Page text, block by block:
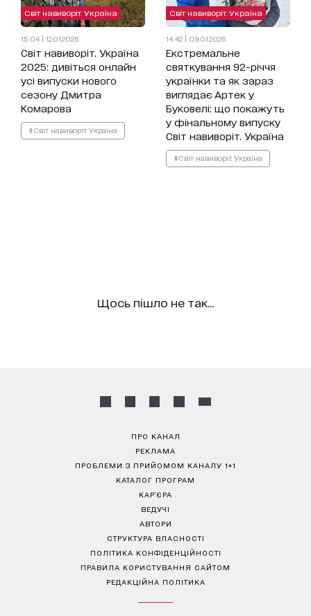
Світ навиворіт. Україна
15:04 | 12.01.2026
Світ навиворіт. Україна
2025: дивіться онлайн
усі випуски нового
сезону Дмитра
Комарова
#Світ навиворіт. Україна
Світ навиворіт. Україна
14:42 | 09.01.2026
Екстремальне
святкування 92-річчя
українки та як зараз
виглядає Артек у
Буковелі: що покажуть
у фінальному випуску
Світ навиворіт. Україна
#Світ навиворіт. Україна
Щось пішло не так...
ПРО КАНАЛ
РЕКЛАМА
ПРОБЛЕМИ З ПРИЙОМОМ КАНАЛУ 1+1
КАТАЛОГ ПРОГРАМ
КАР’ЄРА
ВЕДУЧІ
АВТОРИ
СТРУКТУРА ВЛАСНОСТІ
ПОЛІТИКА КОНФІДЕНЦІЙНОСТІ
ПРАВИЛА КОРИСТУВАННЯ САЙТОМ
РЕДАКЦІЙНА ПОЛІТИКА